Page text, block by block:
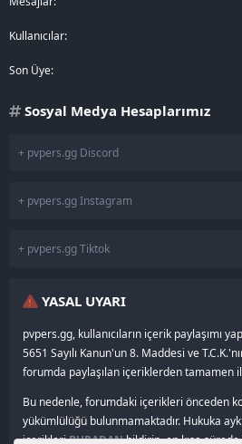
Kullanıcılar
Son Üye
Sosyal Medya Hesaplarımız
+ pvpers.gg Discord
+ pvpers.gg Instagram
+ pvpers.gg Tiktok
YASAL UYARI
pvpers.gg, kullanıcıların içerik paylaşımı
5651 Sayılı Kanun'un 8. Maddesi ve
forumda paylaşılan içeriklerden tamamen
Bu nedenle, forumdaki içerikleri önceden
yükümlülüğü bulunmamaktadır. Hukuka
içerikleriBURADANbildirin, en kısa